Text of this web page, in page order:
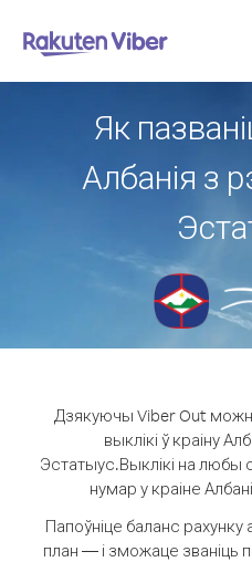
Як
Албанія з
Дзякуючы Viber Out
выклікі ў краіну
Эстатыус.Выклікі на любы
нумар у краіне
Папоўніце баланс
план — і зможаце званіць